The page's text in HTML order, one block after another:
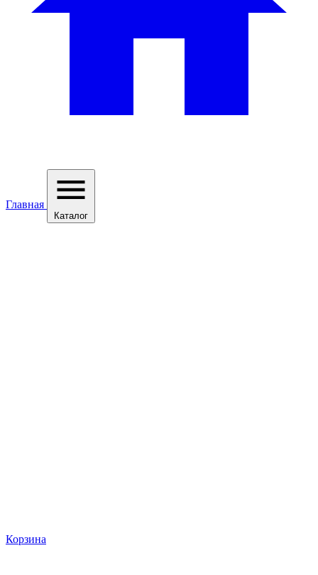
Главная
Каталог
Корзина